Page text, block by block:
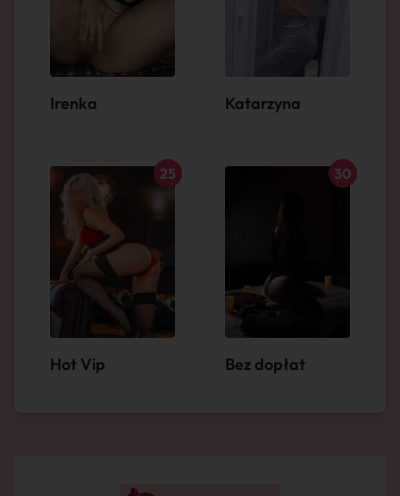
Irenka Katarzyna
Hot Vip
25
Bez dopłat
30